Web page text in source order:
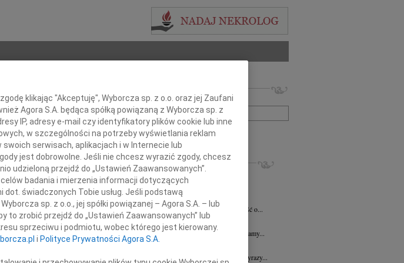
Imię i nazwisko lub numer ogłoszenia:
+ szukanie zaawansowane
INNE NEKROLOGI
16.07.2026Płock
Wyrazy głębokiego współczucia dla Pani...
Cezary Fijałkowski 03.07.2026
Z głębokim smutkiem przyjęliśmy wiadomość o...
29.06.2026
Płock
Naszej Koleżance Julicie Kalinowskiej składamy...
19.06.2026
Naszej Koleżance Wioletcie Czajkowskiej wyrazy...
klikając "Akceptuję", Wyborcza sp. z o.o. oraz jej Zaufani
Agora S.A. będąca spółką powiązaną z Wyborcza sp. z
IP, adresy e-mail czy identyfikatory plików cookie lub inne
w szczególności na potrzeby wyświetlania reklam
serwisach, aplikacjach i w Internecie lub
jest dobrowolne. Jeśli nie chcesz wyrazić zgody, chcesz
udzieloną przejdź do „Ustawień Zaawansowanych”.
badania i mierzenia informacji dotyczących
dot. świadczonych Tobie usług. Jeśli podstawą
sp. z o.o., jej spółki powiązanej – Agora S.A. – lub
to zrobić przejdź do „Ustawień Zaawansowanych” lub
sprzeciwu i podmiotu, wobec którego jest kierowany.
i Polityce Prywatności Agora S.A.